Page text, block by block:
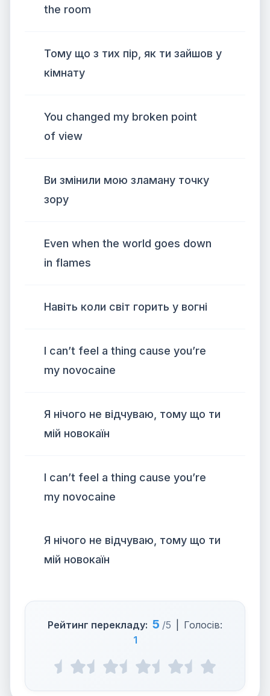
the room
Тому що з тих пір, як ти зайшов у
кімнату
You changed my broken point
of view
Ви змінили мою зламану точку
зору
Even when the world goes down
in flames
Навіть коли світ горить у вогні
I can’t feel a thing cause you’re
my novocaine
Я нічого не відчуваю, тому що ти
мій новокаїн
I can’t feel a thing cause you’re
my novocaine
Я нічого не відчуваю, тому що ти
мій новокаїн
Рейтинг перекладу: 5 /5
Голосів:
1